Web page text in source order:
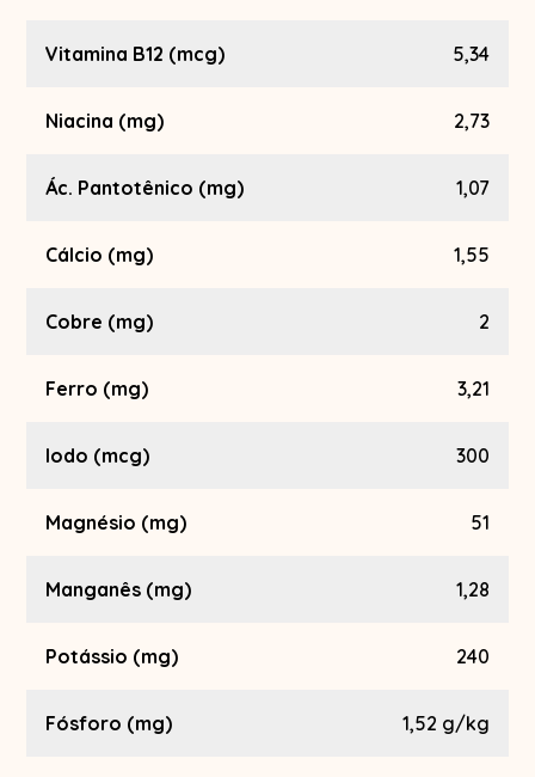
Vitamina B12 (mcg) 5,34
Niacina (mg) 2,73
Ác. Pantotênico (mg) 1,07
Cálcio (mg) 1,55
Cobre (mg) 2
Ferro (mg) 3,21
Iodo (mcg) 300
Magnésio (mg) 51
Manganês (mg) 1,28
Potássio (mg) 240
Fósforo (mg) 1,52 g/kg